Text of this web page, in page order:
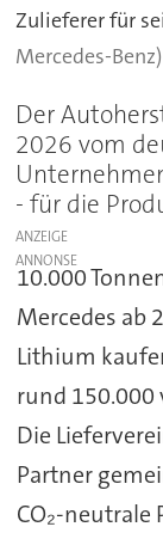
Zulieferer für
Mercedes-Benz)
Der
2026 vom
- für die
ANZEIGE
10.000
Mercedes ab
Lithium
rund 150.000
Die
Partner
CO₂-